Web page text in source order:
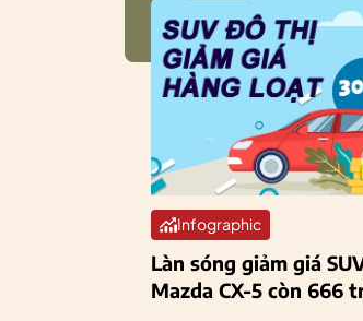
Infographic
Làn sóng giảm giá
Mazda CX-5 còn 666